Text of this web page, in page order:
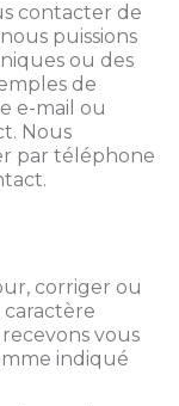
contacter de
puissions
ou des
de
e-mail ou
Nous
par téléphone
corriger ou
vous
indiqué